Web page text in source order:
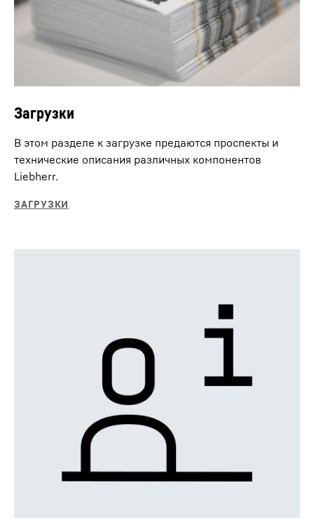
Загрузки
В этом разделе к загрузке предаются проспекты и
технические описания различных компонентов
Liebherr.